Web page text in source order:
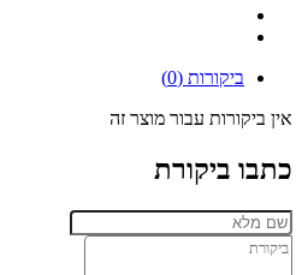
ביקורות (0)
אין ביקורות עבור מוצר זה
כתבו ביקורת